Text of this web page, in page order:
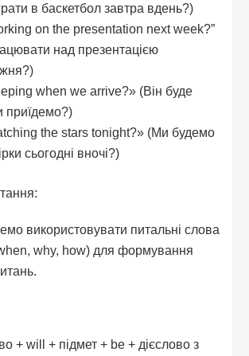
в баскетбол завтра вдень?)
on the presentation next week?”
над презентацією
when we arrive?» (Він буде
приїдемо?)
the stars tonight?» (Ми будемо
сьогодні вночі?)
використовувати питальні слова
why, how) для формування
+ will + підмет + be + дієслово з